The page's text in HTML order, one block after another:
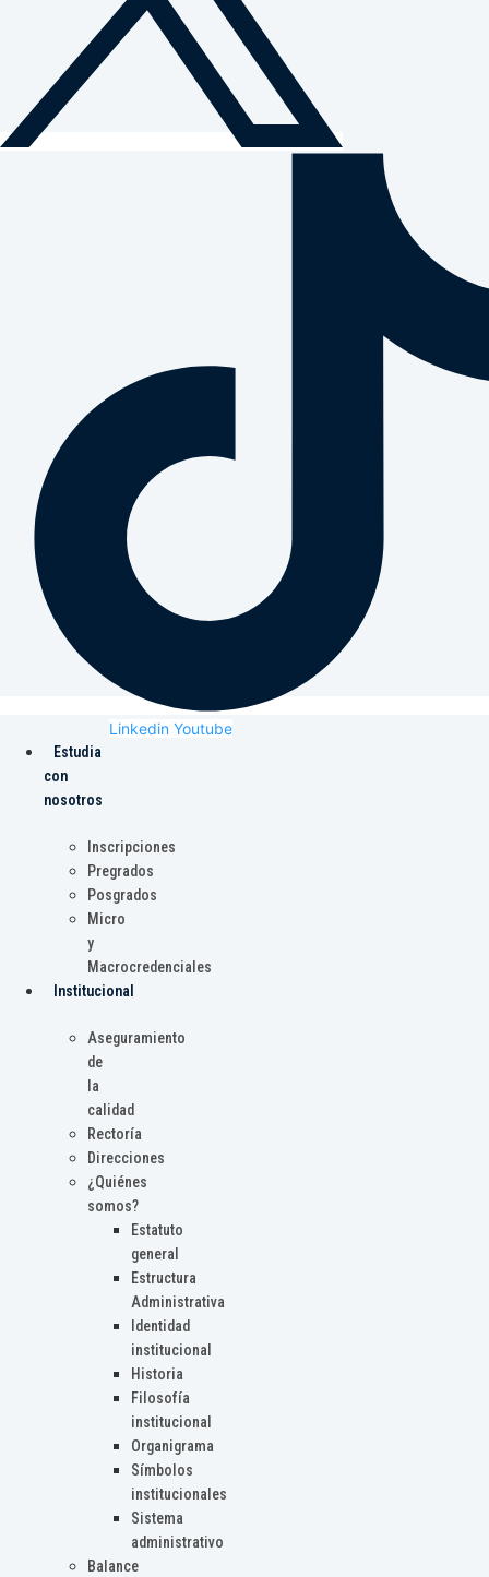
Linkedin Youtube
Estudia
con
nosotros
Inscripciones
Pregrados
Posgrados
Micro
y
Macrocredenciales
Institucional
Aseguramiento
de
la
calidad
Rectoría
Direcciones
¿Quiénes
somos?
Estatuto
general
Estructura
Administrativa
Identidad
institucional
Historia
Filosofía
institucional
Organigrama
Símbolos
institucionales
Sistema
administrativo
Balance